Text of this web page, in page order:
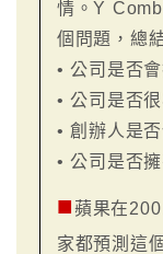
情。Y
個問題，總
• 公司是否
• 公司是否
• 創辦人是
• 公司是否
■蘋果在
家都預測這